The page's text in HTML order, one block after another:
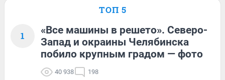
ТОП 5
1
«Все машины в решето». Северо-
Запад и окраины Челябинска
побило крупным градом — фото
40 938 198